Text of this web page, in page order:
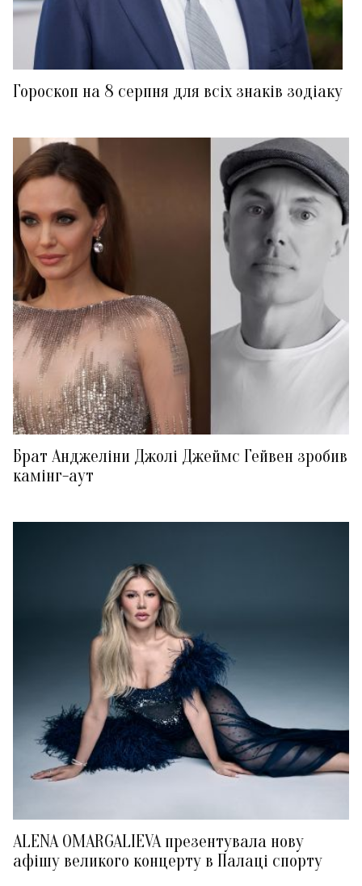
Гороскоп на 8 серпня для всіх знаків зодіаку
Брат Анджеліни Джолі Джеймс Гейвен зробив
камінг-аут
ALENA OMARGALIEVA презентувала нову
афішу великого концерту в Палаці спорту